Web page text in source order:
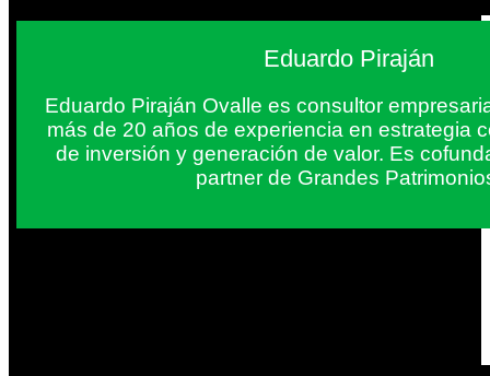
Eduardo Piraján
Eduardo Piraján Ovalle es consultor
más de 20 años de experiencia en estrategia
de inversión y generación de valor. Es
partner de Grandes